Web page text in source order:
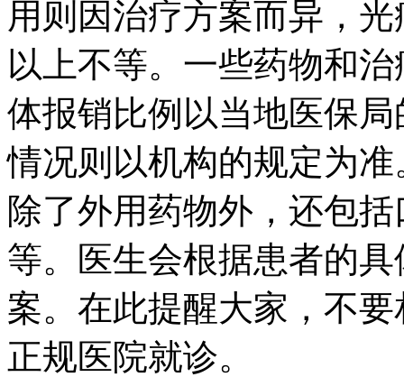
用则因治疗方案而异，
以上不等。一些药物和
体报销比例以当地医保
情况则以机构的规定为
除了外用药物外，还包
等。医生会根据患者的
案。在此提醒大家，不
正规医院就诊。